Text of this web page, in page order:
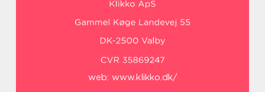
web: www.klikko.dk/